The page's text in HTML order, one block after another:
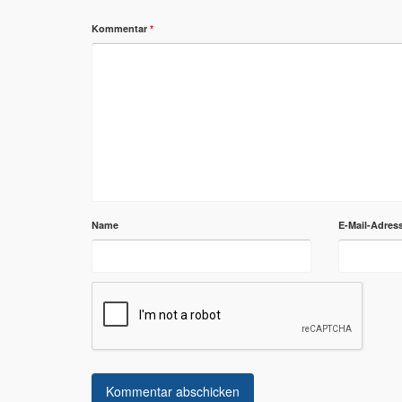
Kommentar *
Name E-Mail-